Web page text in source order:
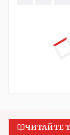
ЧИТАЙТЕ